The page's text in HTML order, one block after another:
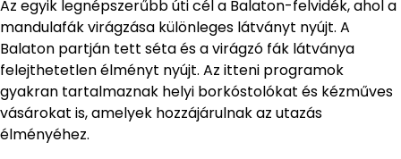
Az egyik legnépszerűbb úti cél a Balaton-felvidék, ahol a
mandulafák virágzása különleges látványt nyújt. A
Balaton partján tett séta és a virágzó fák látványa
felejthetetlen élményt nyújt. Az itteni programok
gyakran tartalmaznak helyi borkóstolókat és kézműves
vásárokat is, amelyek hozzájárulnak az utazás
élményéhez.